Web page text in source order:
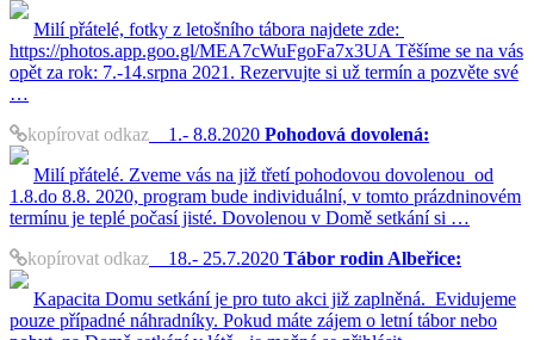
Milí přátelé, fotky z letošního tábora najdete zde:
https://photos.app.goo.gl/MEA7cWuFgoFa7x3UA Těšíme se na vás
opět za rok: 7.-14.srpna 2021. Rezervujte si už termín a pozvěte své
…
kopírovat odkaz 1.- 8.8.2020 Pohodová dovolená:
Milí přátelé. Zveme vás na již třetí pohodovou dovolenou od
1.8.do 8.8. 2020, program bude individuální, v tomto prázdninovém
termínu je teplé počasí jisté. Dovolenou v Domě setkání si …
kopírovat odkaz 18.- 25.7.2020 Tábor rodin Albeřice:
Kapacita Domu setkání je pro tuto akci již zaplněná. Evidujeme
pouze případné náhradníky. Pokud máte zájem o letní tábor nebo